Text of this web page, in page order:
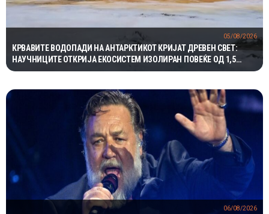
КРВАВИТЕ ВОДОПАДИ НА АНТАРКТИКОТ КРИЈАТ ДРЕВЕН СВЕТ:
НАУЧНИЦИТЕ ОТКРИЈА ЕКОСИСТЕМ ИЗОЛИРАН ПОВЕЌЕ ОД 1,5
МИЛИОНИ ГОДИНИ
05/08/2026
06/08/2026